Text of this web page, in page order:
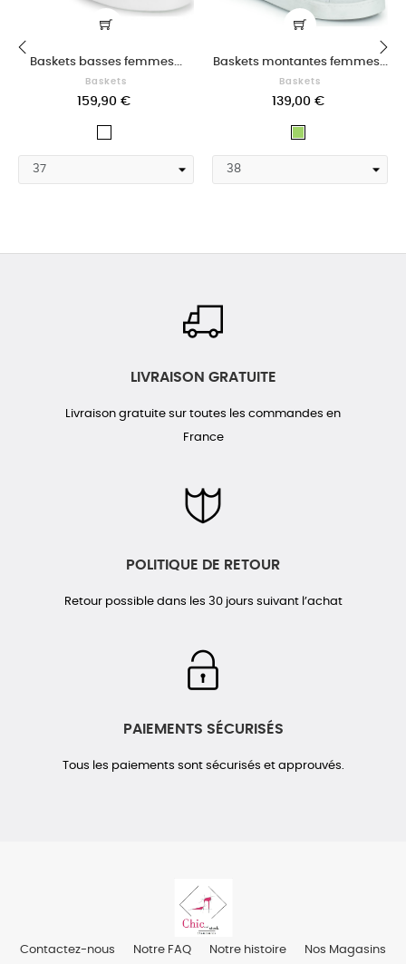
Baskets basses femmes...
Baskets
159,90 €
Baskets montantes femmes...
Baskets
139,00 €
LIVRAISON GRATUITE
Livraison gratuite sur toutes les commandes en
France
POLITIQUE DE RETOUR
Retour possible dans les 30 jours suivant l’achat
PAIEMENTS SÉCURISÉS
Tous les paiements sont sécurisés et approuvés.
Contactez-nous Notre FAQ Notre histoire Nos Magasins